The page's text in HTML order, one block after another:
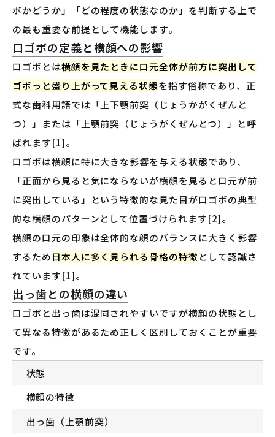
ボかどうか」「どの程度の状態なのか」を判断する上で
の最も重要な前提として機能します。
口ゴボの定義と横顔への影響
口ゴボとは横顔を見たときに口元全体が前方に突出して
ゴボっと盛り上がって見える状態を指す俗称であり、正
式な歯科用語では「上下顎前突（じょうかがくぜんと
つ）」または「上顎前突（じょうがくぜんとつ）」と呼
ばれます[1]。
口ゴボは横顔に特に大きな影響を与える状態であり、
「正面から見ると気にならないが横顔を見ると口元が前
に突出している」という特徴的な見た目が口ゴボの典型
的な横顔のパターンとして位置づけられます[2]。
横顔の口元の印象は全体的な顔のバランスに大きく影響
するため日本人に多く見られる骨格の特徴 として認識さ
れています[1]。
出っ歯との横顔の違い
口ゴボと出っ歯は混同されやすいですが横顔の状態とし
て異なる特徴があるため正しく区別しておくことが重要
です。
状態
横顔の特徴
出っ歯（上顎前突）